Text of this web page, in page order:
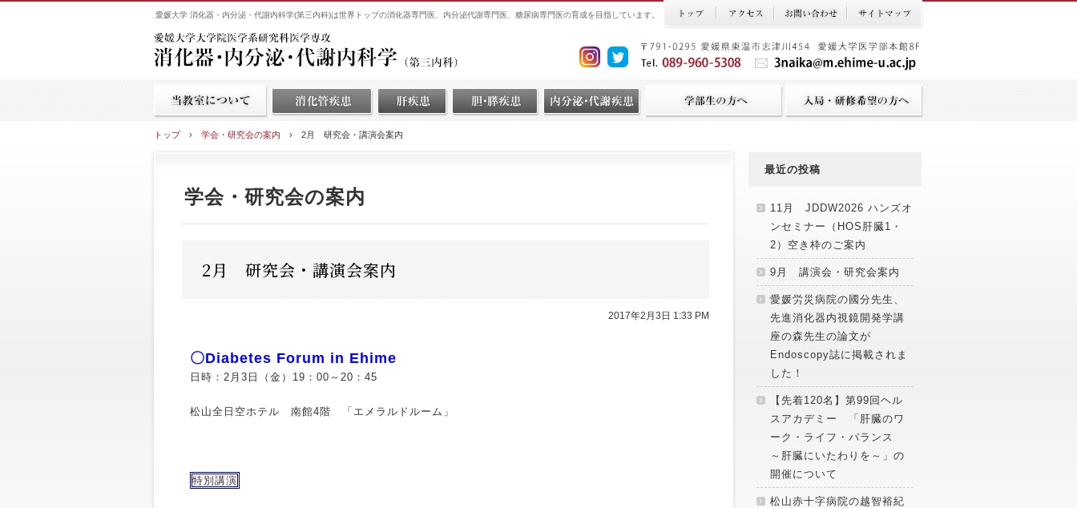
愛媛大学 消化器・内分泌・代謝内科学(第三内科)は世界トップの消化器専門医、内分泌代謝専門医、糖尿病専門医の育成を目指しています。
トップ› 学会・研究会の案内 › 2月 研究会・講演会案内
学会・研究会の案内
2月 研究会・講演会案内
2017年2月3日 1:33 PM
〇Diabetes Forum in Ehime
日時：2月3日（金）19：00～20：45
松山全日空ホテル 南館4階 「エメラルドルーム」
特別講演
最近の投稿
11月 JDDW2026 ハンズオ
ンセミナー（HOS肝臓1・
2）空き枠のご案内
9月 講演会・研究会案内
愛媛労災病院の國分先生、
先進消化器内視鏡開発学講
座の森先生の論文が
Endoscopy誌に掲載されま
した！
【先着120名】第99回ヘル
スアカデミー 「肝臓のワ
ーク・ライフ・バランス
～肝臓にいたわりを～」の
開催について
松山赤十字病院の越智裕紀